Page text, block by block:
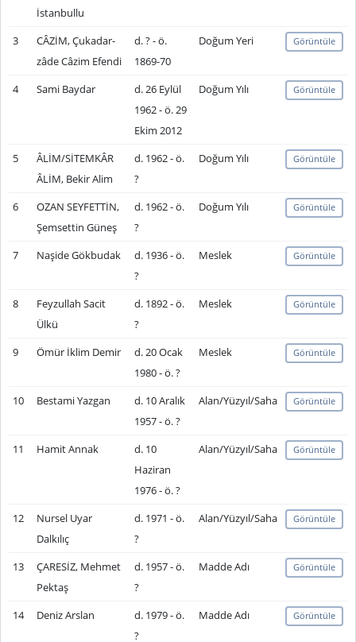
İstanbullu
3
CÂZİM, Çukadar-
zâde Câzim Efendi
d. ? - ö.
1869-70
Doğum Yeri Görüntüle
4 Sami Baydar
d. 26 Eylül
1962 - ö. 29
Ekim 2012
Doğum Yılı Görüntüle
5
ÂLİM/SİTEMKÂR
ÂLİM, Bekir Alim
d. 1962 - ö.
?
Doğum Yılı Görüntüle
6
OZAN SEYFETTİN,
Şemsettin Güneş
d. 1962 - ö.
?
Doğum Yılı Görüntüle
7 Naşide Gökbudak
d. 1936 - ö.
?
Meslek Görüntüle
8
Feyzullah Sacit
Ülkü
d. 1892 - ö.
?
Meslek Görüntüle
9 Ömür İklim Demir
d. 20 Ocak
1980 - ö. ?
Meslek Görüntüle
10 Bestami Yazgan
d. 10 Aralık
1957 - ö. ?
Alan/Yüzyıl/Saha Görüntüle
11 Hamit Annak
d. 10
Haziran
1976 - ö. ?
Alan/Yüzyıl/Saha Görüntüle
12
Nursel Uyar
Dalkılıç
d. 1971 - ö.
?
Alan/Yüzyıl/Saha Görüntüle
13
ÇARESİZ, Mehmet
Pektaş
d. 1957 - ö.
?
Madde Adı Görüntüle
14 Deniz Arslan
d. 1979 - ö.
?
Madde Adı Görüntüle